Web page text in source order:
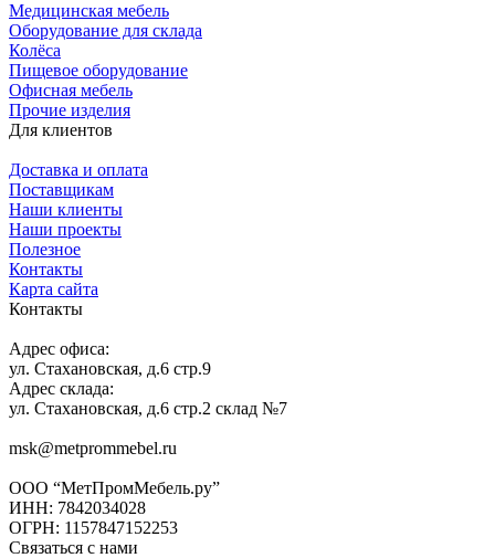
Медицинская мебель
Оборудование для склада
Колёса
Пищевое оборудование
Офисная мебель
Прочие изделия
Для клиентов
Доставка и оплата
Поставщикам
Наши клиенты
Наши проекты
Полезное
Контакты
Карта сайта
Контакты
Адрес офиса:
ул. Стахановская, д.6 стр.9
Адрес склада:
ул. Стахановская, д.6 стр.2 склад №7
msk@metprommebel.ru
ООО “МетПромМебель.ру”
ИНН: 7842034028
ОГРН: 1157847152253
Связаться с нами